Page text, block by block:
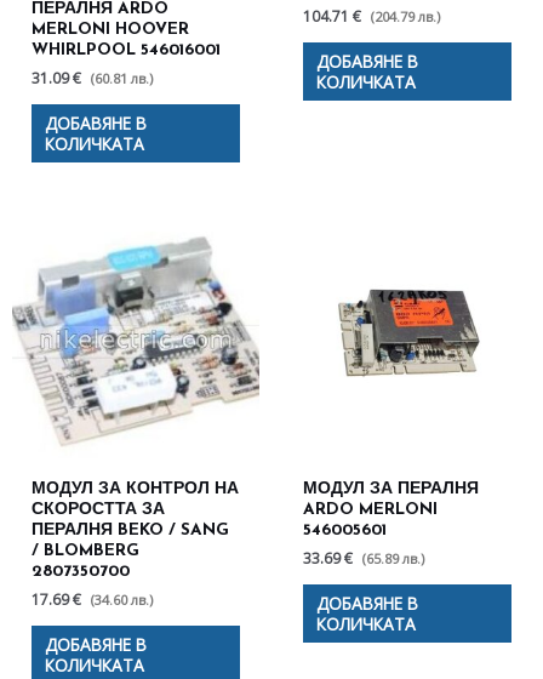
ПЕРАЛНЯ ARDO
MERLONI HOOVER
WHIRLPOOL 546016001
31.09 € (60.81 лв.)
ДОБАВЯНЕ В
КОЛИЧКАТА
104.71 € (204.79 лв.)
ДОБАВЯНЕ В
КОЛИЧКАТА
МОДУЛ ЗА КОНТРОЛ НА
СКОРОСТТА ЗА
ПЕРАЛНЯ BEKO / SANG
/ BLOMBERG
2807350700
17.69 € (34.60 лв.)
ДОБАВЯНЕ В
КОЛИЧКАТА
МОДУЛ ЗА ПЕРАЛНЯ
ARDO MERLONI
546005601
33.69 € (65.89 лв.)
ДОБАВЯНЕ В
КОЛИЧКАТА